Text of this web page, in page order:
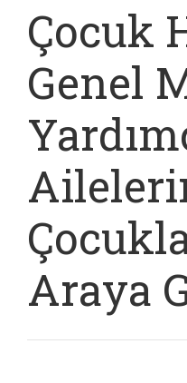
Çocuk
Genel
Araya